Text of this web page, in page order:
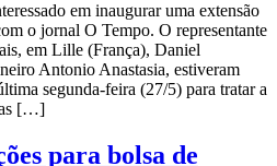
em inaugurar uma extensão
o jornal O Tempo. O representante
em Lille (França), Daniel
Antonio Anastasia, estiveram
segunda-feira (27/5) para tratar a
[…]
para bolsa de